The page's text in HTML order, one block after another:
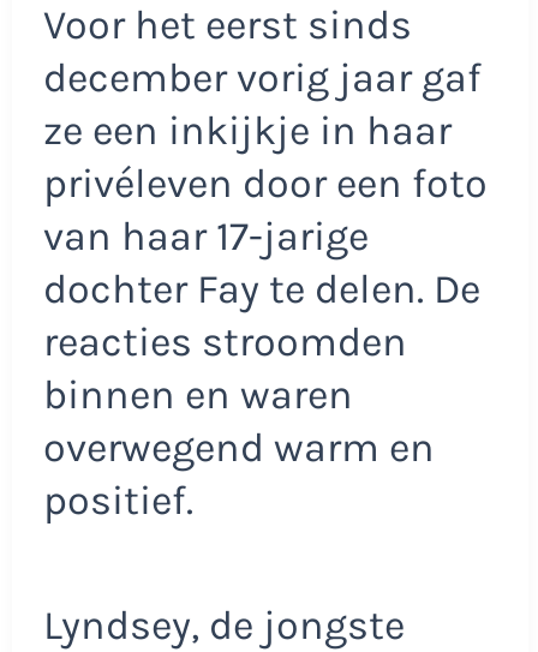
Voor het eerst sinds
december vorig jaar gaf
ze een inkijkje in haar
privéleven door een foto
van haar 17-jarige
dochter Fay te delen. De
reacties stroomden
binnen en waren
overwegend warm en
positief.
Lyndsey, de jongste